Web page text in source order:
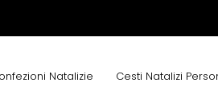
Natalizie Cesti Natalizi